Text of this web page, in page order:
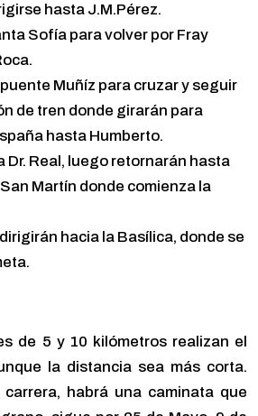
hasta J.M.Pérez.
Sofía para volver por Fray
Muñíz para cruzar y seguir
de tren donde girarán para
hasta Humberto.
Dr. Real, luego retornarán hasta
San Martín donde comienza la
hacia la Basílica, donde se
de 5 y 10 kilómetros realizan el
la distancia sea más corta.
habrá una caminata que